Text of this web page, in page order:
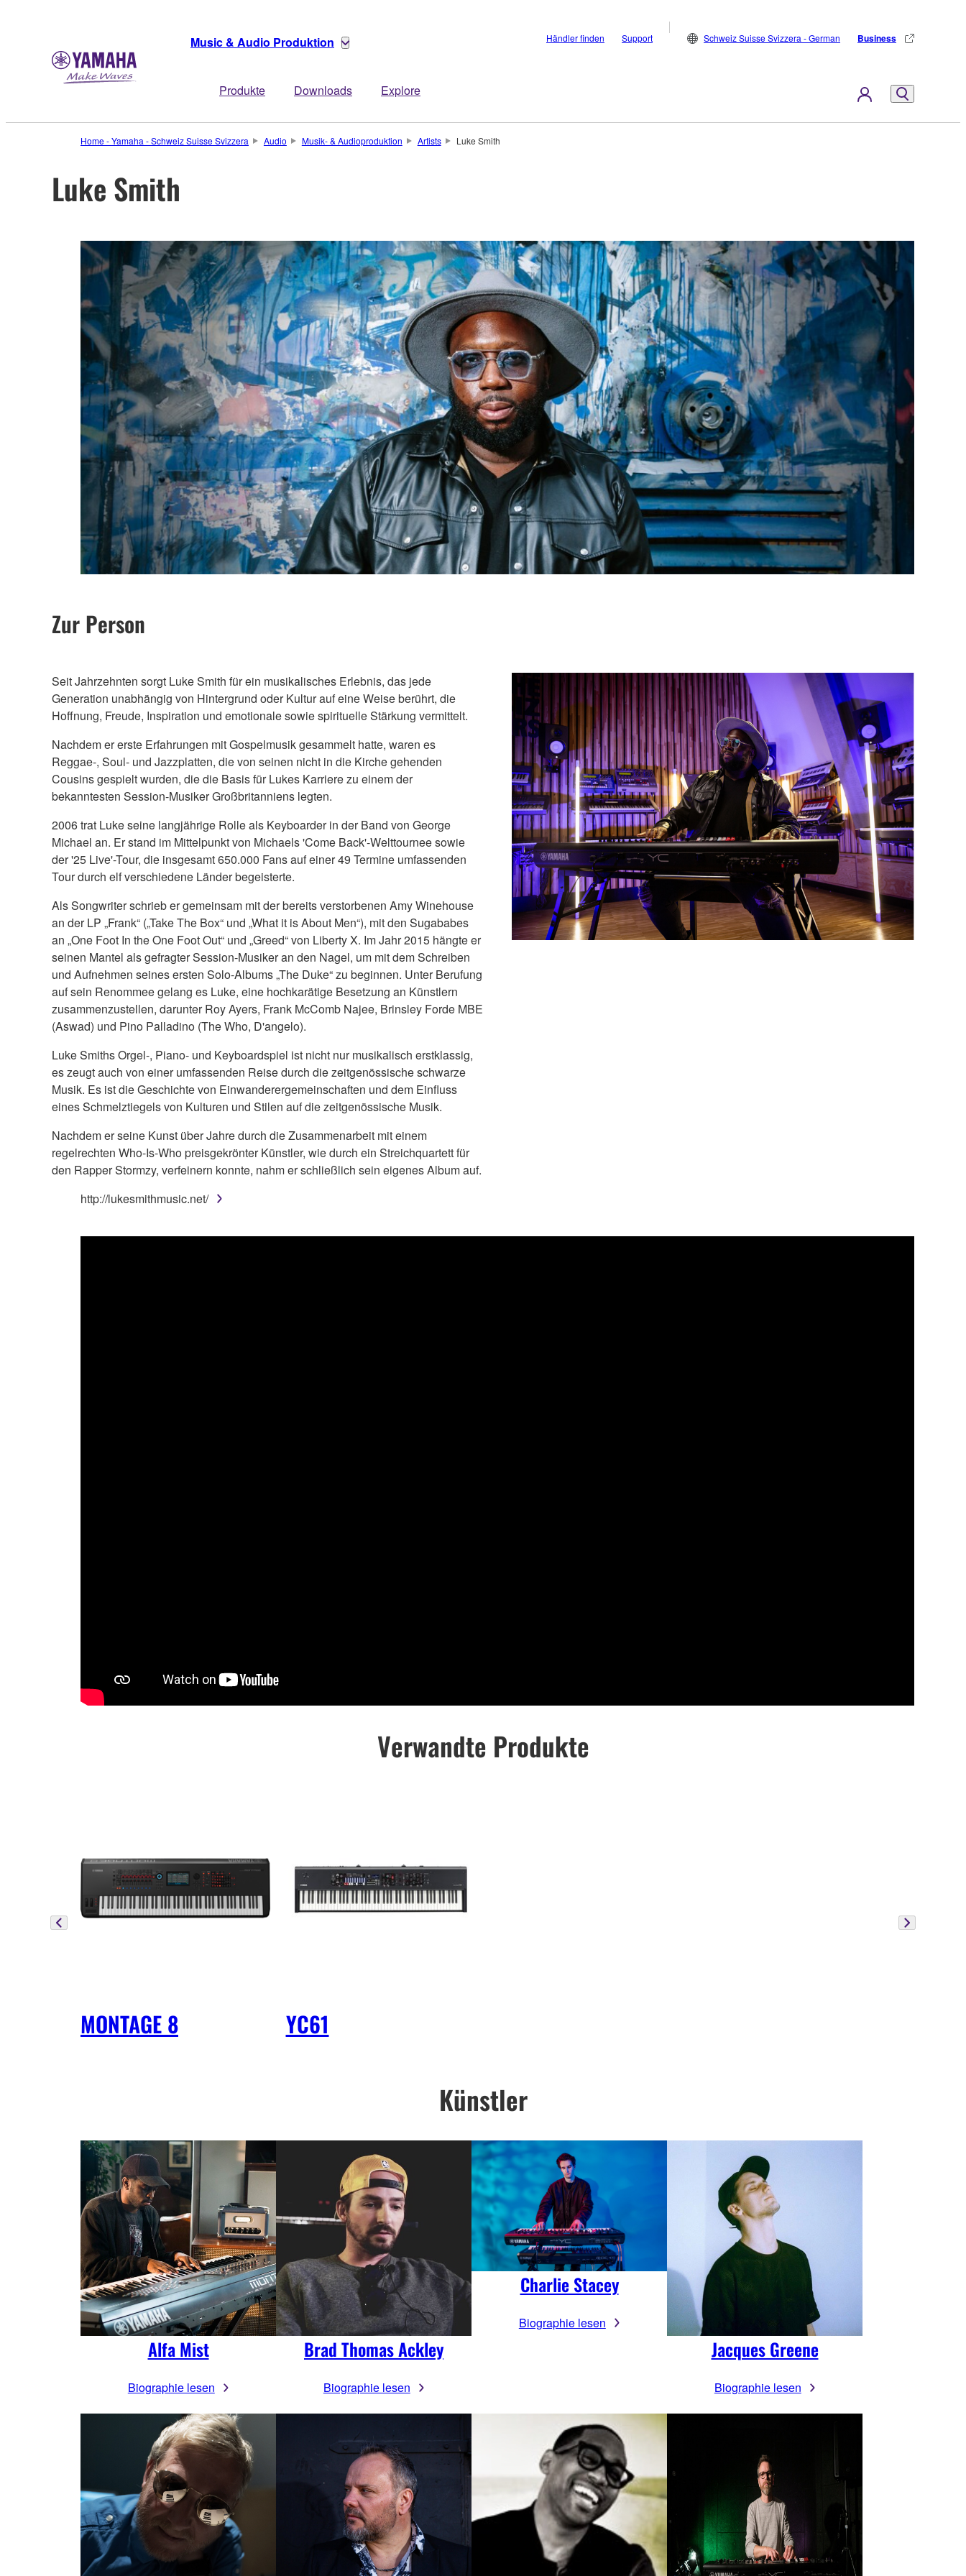
Music & Audio Produktion
Produkte Downloads Explore
Händler finden Support Schweiz Suisse Svizzera - German Business
Home - Yamaha - Schweiz Suisse Svizzera Audio Musik- & Audioproduktion Artists Luke Smith
Luke Smith
Zur Person
Seit Jahrzehnten sorgt Luke Smith für ein musikalisches Erlebnis, das jede
Generation unabhängig von Hintergrund oder Kultur auf eine Weise berührt, die
Hoffnung, Freude, Inspiration und emotionale sowie spirituelle Stärkung vermittelt.
Nachdem er erste Erfahrungen mit Gospelmusik gesammelt hatte, waren es
Reggae-, Soul- und Jazzplatten, die von seinen nicht in die Kirche gehenden
Cousins gespielt wurden, die die Basis für Lukes Karriere zu einem der
bekanntesten Session-Musiker Großbritanniens legten.
2006 trat Luke seine langjährige Rolle als Keyboarder in der Band von George
Michael an. Er stand im Mittelpunkt von Michaels 'Come Back'-Welttournee sowie
der '25 Live'-Tour, die insgesamt 650.000 Fans auf einer 49 Termine umfassenden
Tour durch elf verschiedene Länder begeisterte.
Als Songwriter schrieb er gemeinsam mit der bereits verstorbenen Amy Winehouse
an der LP „Frank“ („Take The Box“ und „What it is About Men“), mit den Sugababes
an „One Foot In the One Foot Out“ und „Greed“ von Liberty X. Im Jahr 2015 hängte er
seinen Mantel als gefragter Session-Musiker an den Nagel, um mit dem Schreiben
und Aufnehmen seines ersten Solo-Albums „The Duke“ zu beginnen. Unter Berufung
auf sein Renommee gelang es Luke, eine hochkarätige Besetzung an Künstlern
zusammenzustellen, darunter Roy Ayers, Frank McComb Najee, Brinsley Forde MBE
(Aswad) und Pino Palladino (The Who, D'angelo).
Luke Smiths Orgel-, Piano- und Keyboardspiel ist nicht nur musikalisch erstklassig,
es zeugt auch von einer umfassenden Reise durch die zeitgenössische schwarze
Musik. Es ist die Geschichte von Einwanderergemeinschaften und dem Einfluss
eines Schmelztiegels von Kulturen und Stilen auf die zeitgenössische Musik.
Nachdem er seine Kunst über Jahre durch die Zusammenarbeit mit einem
regelrechten Who-Is-Who preisgekrönter Künstler, wie durch ein Streichquartett für
den Rapper Stormzy, verfeinern konnte, nahm er schließlich sein eigenes Album auf.
http://lukesmithmusic.net/
Verwandte Produkte
MONTAGE 8 YC61
Künstler
Alfa Mist
Biographie lesen
Brad Thomas Ackley
Biographie lesen
Charlie Stacey
Biographie lesen
Jacques Greene
Biographie lesen